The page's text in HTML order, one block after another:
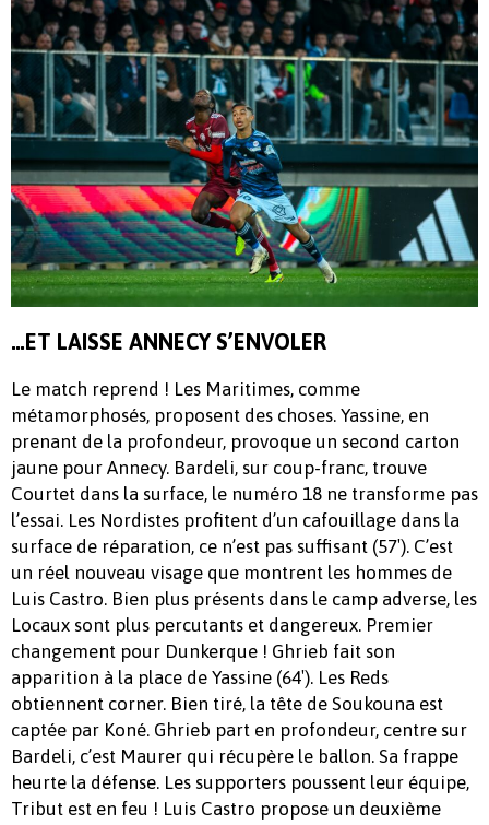
…ET LAISSE ANNECY S’ENVOLER
Le match reprend ! Les Maritimes, comme
métamorphosés, proposent des choses. Yassine, en
prenant de la profondeur, provoque un second carton
jaune pour Annecy. Bardeli, sur coup-franc, trouve
Courtet dans la surface, le numéro 18 ne transforme pas
l’essai. Les Nordistes profitent d’un cafouillage dans la
surface de réparation, ce n’est pas suffisant (57′). C’est
un réel nouveau visage que montrent les hommes de
Luis Castro. Bien plus présents dans le camp adverse, les
Locaux sont plus percutants et dangereux. Premier
changement pour Dunkerque ! Ghrieb fait son
apparition à la place de Yassine (64′). Les Reds
obtiennent corner. Bien tiré, la tête de Soukouna est
captée par Koné. Ghrieb part en profondeur, centre sur
Bardeli, c’est Maurer qui récupère le ballon. Sa frappe
heurte la défense. Les supporters poussent leur équipe,
Tribut est en feu ! Luis Castro propose un deuxième